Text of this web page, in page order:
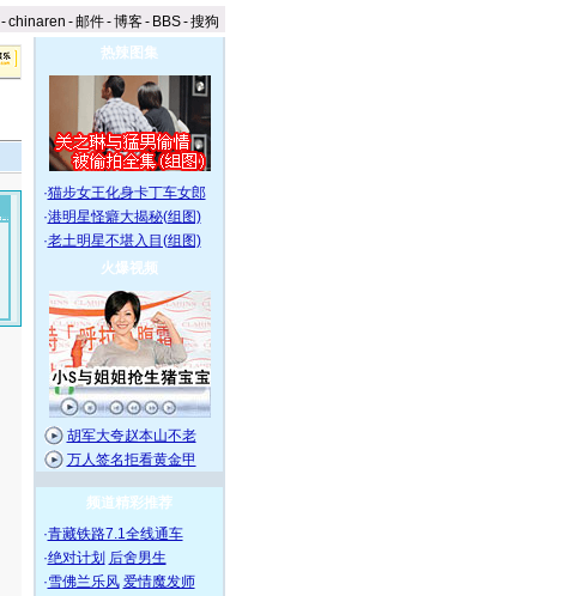
-chinaren -邮件-博客- BBS-搜狗
热辣图集
·猫步女王化身卡丁车女郎
·港明星怪癖大揭秘(组图)
·老土明星不堪入目(组图)
火爆视频
胡军大夸赵本山不老
万人签名拒看黄金甲
频道精彩推荐
·青藏铁路7.1全线通车
·绝对计划 后舍男生
·雪佛兰乐风 爱情魔发师